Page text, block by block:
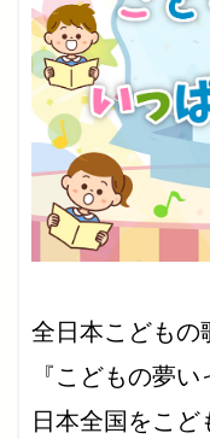
全日本こどもの
『こどもの夢
日本全国をこど